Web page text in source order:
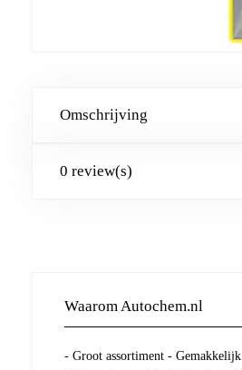
Omschrijving
0 review(s)
Waarom Autochem.nl
- Groot assortiment - Gemakkelijk